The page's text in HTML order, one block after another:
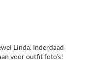
Linda. Inderdaad
voor outfit foto’s!